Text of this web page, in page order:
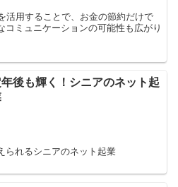
活用することで、お金の節約だけで
コミュニケーションの可能性も広がり
年後も輝く！シニアのネット起
られるシニアのネット起業